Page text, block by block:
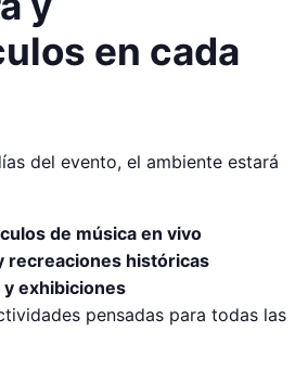
en cada
del evento, el ambiente estará
de música en vivo
recreaciones históricas
y exhibiciones
pensadas para todas las